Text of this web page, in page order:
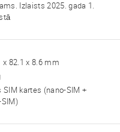
Izlaists 2025. gada 1.
x 82.1 x 8.6 mm
SIM kartes (nano-SIM +
SIM)